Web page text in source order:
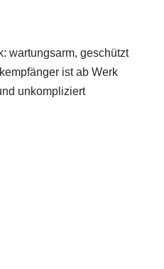
wartungsarm, geschützt
ist ab Werk
unkompliziert